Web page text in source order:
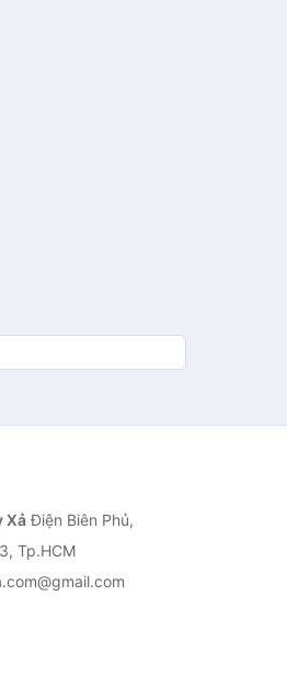
XảĐiện Biên Phủ,
Tp.HCM